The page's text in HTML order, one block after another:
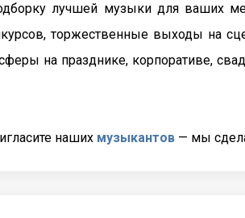
лучшей музыки для ваших
торжественные выходы на
на празднике, корпоративе,
наших музыкантов — мы